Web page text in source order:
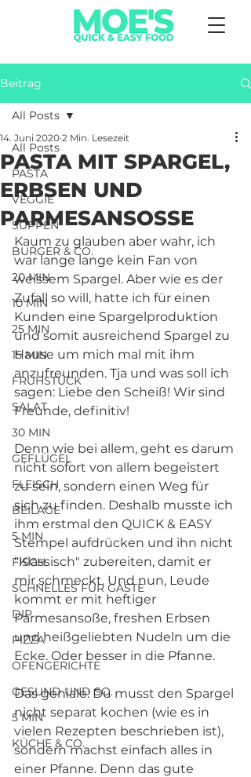
Beitrag
All Posts
PASTA
VEGGIE
SUPPEN
BURGER & CO.
20 MIN
10 MIN
25 MIN
15 MIN
FRÜHSTÜCK
SALAT
30 MIN
GEFLÜGEL
FLEISCH
BEILAGE
5 MIN
FISCH
SCHNELLES FÜR GÄSTE
DIP
PIZZA
OFENGERICHTE
GESUND UND SO.
5 MIN
KÜCHE & CO.
All Posts
PASTA MIT SPARGEL,
ERBSEN UND
PARMESANSOSSE
14. Juni 2020 2 Min. Lesezeit
Kaum zu glauben aber wahr, ich
war lange lange kein Fan von
weissem Spargel. Aber wie es der
Zufall so will, hatte ich für einen
Kunden eine Spargelproduktion
und somit ausreichend Spargel zu
Hause um mich mal mit ihm
anzufreunden. Tja und was soll ich
sagen: Liebe den Scheiß! Wir sind
Freunde, definitiv!
Denn wie bei allem, geht es darum
nicht sofort von allem begeistert
zu sein, sondern einen Weg für
sich zu finden. Deshalb musste ich
ihm erstmal den QUICK & EASY
Stempel aufdrücken und ihn nicht
"Klassisch" zubereiten, damit er
mir schmeckt. Und nun, Leude
kommt er mit heftiger
Parmesansoße, freshen Erbsen
und heißgeliebten Nudeln um die
Ecke. Oder besser in die Pfanne.
Das geniale: Du musst den Spargel
nicht separat kochen (wie es in
vielen Rezepten beschrieben ist),
sondern machst einfach alles in
einer Pfanne. Denn das gute